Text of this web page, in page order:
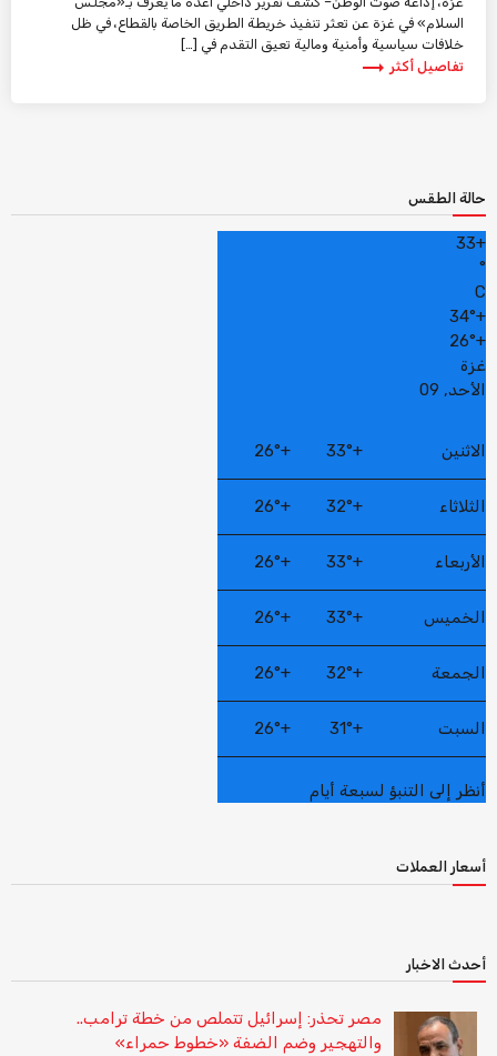
السلام» في غزة عن تعثر تنفيذ خريطة الطريق الخاصة بالقطاع، في ظل
خلافات سياسية وأمنية ومالية تعيق التقدم في […]
تفاصيل أكثر trending_flat
حالة الطقس
+
33
°
C
+
34°
+
26°
غزة
الأحد, 09
الاثنين +
33°
+
26°
الثلاثاء +
32°
+
26°
الأربعاء +
33°
+
26°
الخميس +
33°
+
26°
الجمعة +
32°
+
26°
السبت +
31°
+
26°
أنظر إلى التنبؤ لسبعة أيام
أسعار العملات
أحدث الاخبار
مصر تحذر: إسرائيل تتملص من خطة ترامب..
والتهجير وضم الضفة «خطوط حمراء»